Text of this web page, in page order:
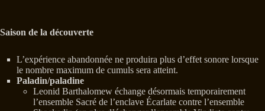
Saison de la découverte
L’expérience abandonnée ne produira plus d’effet sonore lorsque
le nombre maximum de cumuls sera atteint.
Paladin/paladine
Leonid Barthalomew échange désormais temporairement
l’ensemble Sacré de l’enclave Écarlate contre l’ensemble